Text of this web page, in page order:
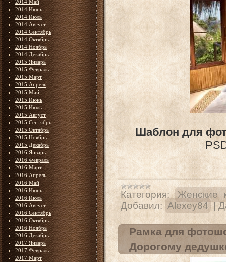
2014 Май
2014 Июнь
2014 Июль
2014 Август
2014 Сентябрь
2014 Октябрь
2014 Ноябрь
2014 Декабрь
2015 Январь
2015 Февраль
2015 Март
2015 Апрель
2015 Май
2015 Июнь
2015 Июль
2015 Август
2015 Сентябрь
2015 Октябрь
2015 Ноябрь
2015 Декабрь
2016 Январь
2016 Февраль
2016 Март
2016 Апрель
2016 Май
2016 Июнь
2016 Июль
2016 Август
2016 Сентябрь
2016 Октябрь
2016 Ноябрь
2016 Декабрь
2017 Январь
2017 Февраль
2017 Март
Шаблон для
Категория:
Женские
Добавил: Alexey84 |
Рамка для
Дорогому